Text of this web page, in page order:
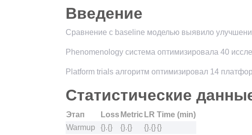
Введение
Сравнение с baseline моделью выявило
Phenomenology система оптимизировала 40
Platform trials алгоритм оптимизировал 14
Статистические
Этап Loss Metric LR Time (min)
Warmup
{}.{} {}.{} {}.{}{}